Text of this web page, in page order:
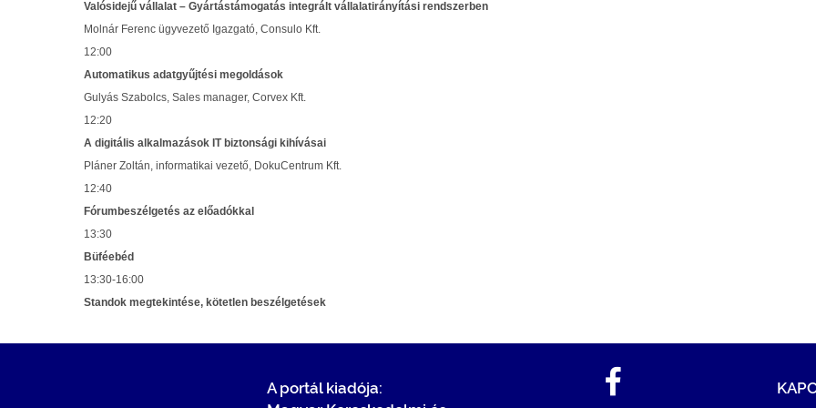
Valósidejű vállalat – Gyártástámogatás integrált vállalatirányítási rendszerben
Molnár Ferenc ügyvezető Igazgató, Consulo Kft.
12:00
Automatikus adatgyűjtési megoldások
Gulyás Szabolcs, Sales manager, Corvex Kft.
12:20
A digitális alkalmazások IT biztonsági kihívásai
Pláner Zoltán, informatikai vezető, DokuCentrum Kft.
12:40
Fórumbeszélgetés az előadókkal
13:30
Büféebéd
13:30-16:00
Standok megtekintése, kötetlen beszélgetések
A portál kiadója: